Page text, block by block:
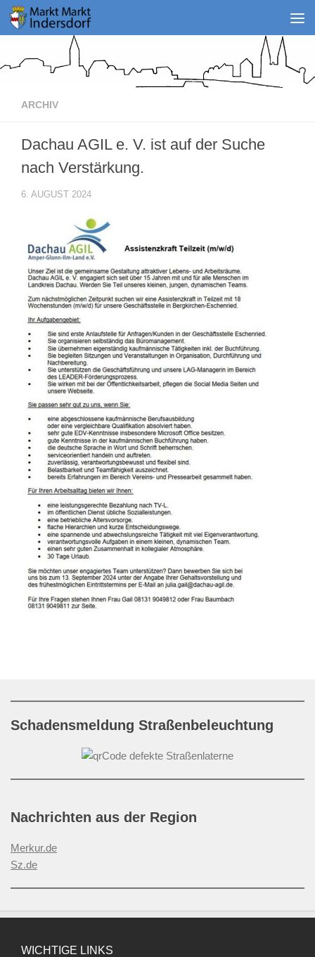
Zum Inhalt springen
ARCHIV
Dachau AGIL e. V. ist auf der Suche
nach Verstärkung.
6. AUGUST 2024
Schadensmeldung Straßenbeleuchtung
Nachrichten aus der Region
Merkur.de
Sz.de
WICHTIGE LINKS